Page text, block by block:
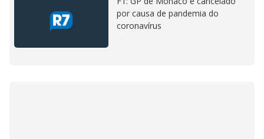
por causa de pandemia do
coronavírus